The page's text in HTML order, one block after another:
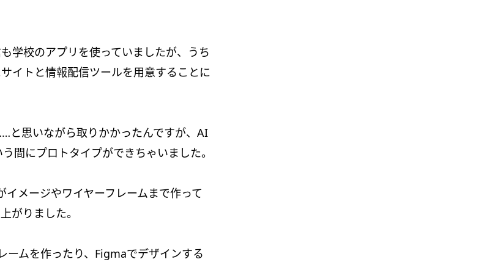
学校のアプリを使っていましたが、うち
イトと情報配信ツールを用意することに
と思いながら取りかかったんですが、AI
間にプロトタイプができちゃいました。
メージやワイヤーフレームまで作って
がりました。
ムを作ったり、Figmaでデザインする